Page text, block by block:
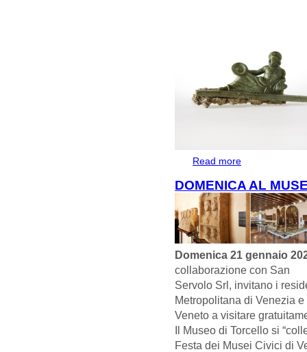
Read more
DOMENICA AL
Domenica 21 gennaio
collaborazione con San
Servolo Srl, invitano i
Metropolitana di Venezia
Veneto a visitare
Il Museo di Torcello si
Festa dei Musei Civici di